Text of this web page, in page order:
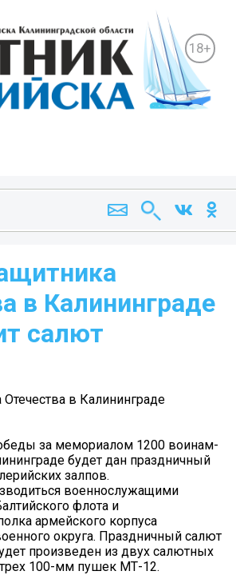
18+
в Калининграде
салют
в Калининграде
за мемориалом 1200 воинам-
будет дан праздничный
залпов.
военнослужащими
флота и
армейского корпуса
округа. Праздничный салют
произведен из двух салютных
100-мм пушек МТ-12.